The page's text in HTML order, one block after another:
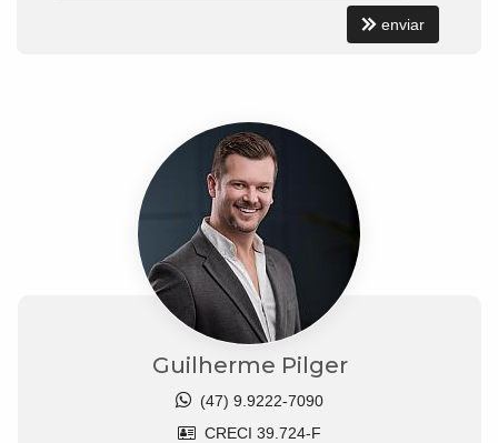
enviar
Guilherme Pilger
(47) 9.9222-7090
CRECI 39.724-F